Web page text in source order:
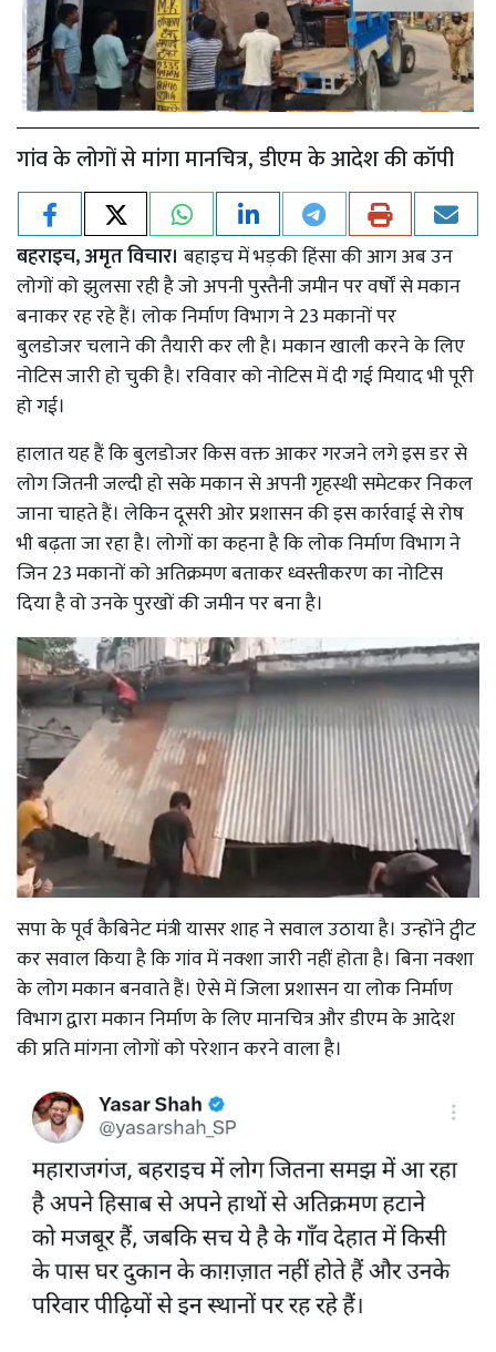
गांव के लोगों से मांगा मानचित्र, डीएम के आदेश की कॉपी
बहराइच, अमृत विचार। बहाइच में भड़की हिंसा की आग अब उन
लोगों को झुलसा रही है जो अपनी पुस्तैनी जमीन पर वर्षों से मकान
बनाकर रह रहे हैं। लोक निर्माण विभाग ने 23 मकानों पर
बुलडोजर चलाने की तैयारी कर ली है। मकान खाली करने के लिए
नोटिस जारी हो चुकी है। रविवार को नोटिस में दी गई मियाद भी पूरी
हो गई।
हालात यह हैं कि बुलडोजर किस वक्त आकर गरजने लगे इस डर से
लोग जितनी जल्दी हो सके मकान से अपनी गृहस्थी समेटकर निकल
जाना चाहते हैं। लेकिन दूसरी ओर प्रशासन की इस कार्रवाई से रोष
भी बढ़ता जा रहा है। लोगों का कहना है कि लोक निर्माण विभाग ने
जिन 23 मकानों को अतिक्रमण बताकर ध्वस्तीकरण का नोटिस
दिया है वो उनके पुरखों की जमीन पर बना है।
सपा के पूर्व कैबिनेट मंत्री यासर शाह ने सवाल उठाया है। उन्होंने ट्वीट
कर सवाल किया है कि गांव में नक्शा जारी नहीं होता है। बिना नक्शा
के लोग मकान बनवाते हैं। ऐसे में जिला प्रशासन या लोक निर्माण
विभाग द्वारा मकान निर्माण के लिए मानचित्र और डीएम के आदेश
की प्रति मांगना लोगों को परेशान करने वाला है।